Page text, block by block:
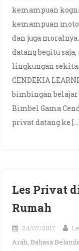
kemampuan
kemampuan
dan juga
datang begitu
lingkungan
CENDEKIA
bimbingan belajar
Bimbel Gama
privat datang ke
Les Privat
Rumah
24/07/2017
Arab, Bahasa